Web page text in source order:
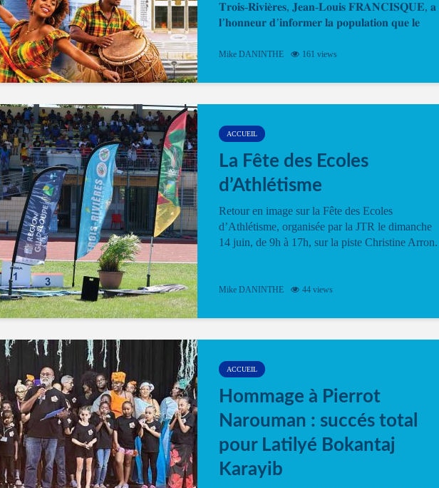
𝐓𝐫𝐨𝐢𝐬-𝐑𝐢𝐯𝐢𝐞̀𝐫𝐞𝐬, 𝐉𝐞𝐚𝐧-𝐋𝐨𝐮𝐢𝐬 𝐅𝐑𝐀𝐍𝐂𝐈𝐒𝐐𝐔𝐄, 𝐚
𝐥’𝐡𝐨𝐧𝐧𝐞𝐮𝐫 𝐝’𝐢𝐧𝐟𝐨𝐫𝐦𝐞𝐫 𝐥𝐚 𝐩𝐨𝐩𝐮𝐥𝐚𝐭𝐢𝐨𝐧 𝐪𝐮𝐞 𝐥𝐞
Mike DANINTHE 161 views
ACCUEIL
La Fête des Ecoles
d’Athlétisme
Retour en image sur la Fête des Ecoles
d’Athlétisme, organisée par la JTR le dimanche
14 juin, de 9h à 17h, sur la piste Christine Arron.
Mike DANINTHE 44 views
ACCUEIL
Hommage à Pierrot
Narouman : succés total
pour Latilyé Bokantaj
Karayib